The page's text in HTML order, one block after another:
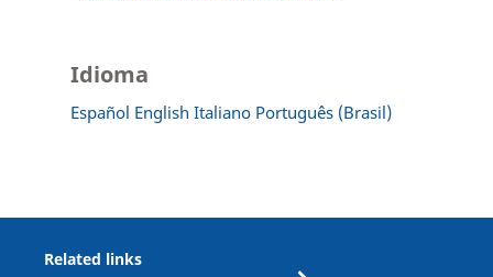
Idioma
Español English Italiano Português (Brasil)
Related links